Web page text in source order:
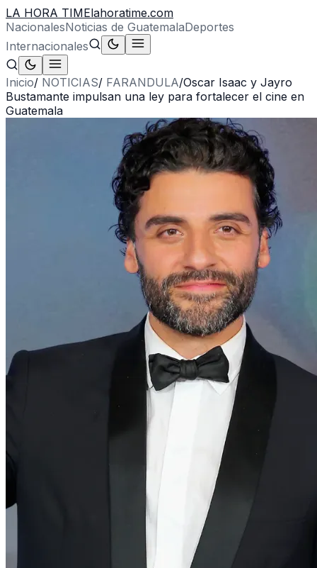
LA HORA TIMElahoratime.com
NacionalesNoticias de GuatemalaDeportes
Internacionales
Inicio/ NOTICIAS/ FARANDULA/Oscar Isaac y Jayro
Bustamante impulsan una ley para fortalecer el cine en
Guatemala